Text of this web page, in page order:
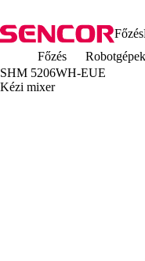
Főzés
Főzés
SHM 5206WH-EUE
Kézi mixer